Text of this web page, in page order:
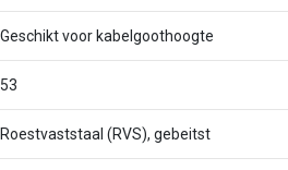
Geschikt voor kabelgoothoogte
53
Roestvaststaal (RVS), gebeitst